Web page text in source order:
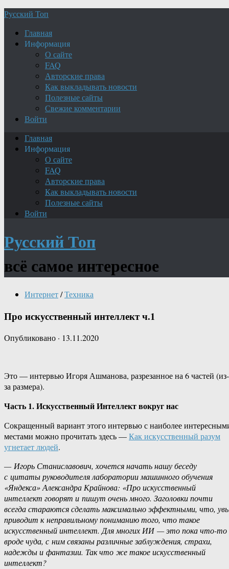
Русский Топ
Главная
Информация
О сайте
FAQ
Авторские права
Как выкладывать новости
Полезные сайты
Свежие комментарии
Войти
Главная
Информация
О сайте
FAQ
Авторские права
Как выкладывать новости
Полезные сайты
Войти
Русский Топ
всё самое интересное
Интернет/Техника
Про искусственный интеллект ч.1
Опубликовано · 13.11.2020
Это — интервью Игоря Ашманова, разрезанное на 6 частей (из-
за размера).
Часть 1. Искусственный Интеллект вокруг нас
Сокращенный вариант этого интервью с наиболее
местами можно прочитать здесь —Как искусственный разум
угнетает людей.
— Игорь Станиславович, хочется начать нашу беседу
с цитаты руководителя лаборатории машинного обучения
«Яндекса» Александра Крайнова: «Про искусственный
интеллект говорят и пишут очень много. Заголовки почти
всегда стараются сделать максимально эффектными, что,
приводит к неправильному пониманию того, что такое
искусственный интеллект. Для многих ИИ — это пока что-то
вроде чуда, с ним связаны различные заблуждения, страхи,
надежды и фантазии. Так что же такое искусственный
интеллект?